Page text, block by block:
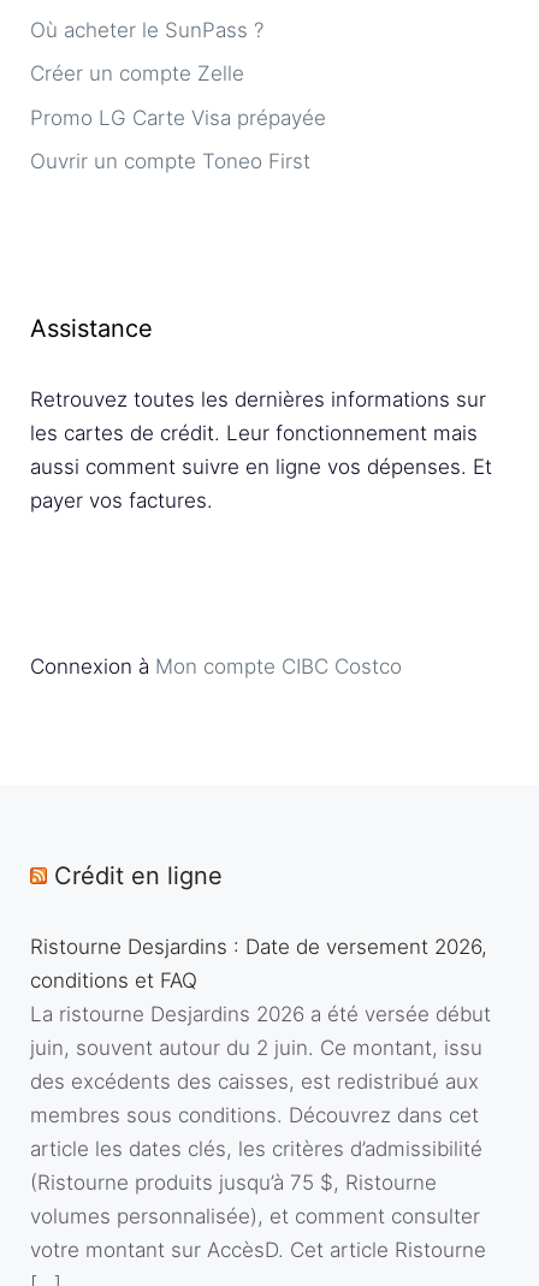
Où acheter le SunPass ?
Créer un compte Zelle
Promo LG Carte Visa prépayée
Ouvrir un compte Toneo First
Assistance
Retrouvez toutes les dernières informations sur
les cartes de crédit. Leur fonctionnement mais
aussi comment suivre en ligne vos dépenses. Et
payer vos factures.
Connexion à Mon compte CIBC Costco
Crédit en ligne
Ristourne Desjardins : Date de versement 2026,
conditions et FAQ
La ristourne Desjardins 2026 a été versée début
juin, souvent autour du 2 juin. Ce montant, issu
des excédents des caisses, est redistribué aux
membres sous conditions. Découvrez dans cet
article les dates clés, les critères d’admissibilité
(Ristourne produits jusqu’à 75 $, Ristourne
volumes personnalisée), et comment consulter
votre montant sur AccèsD. Cet article Ristourne